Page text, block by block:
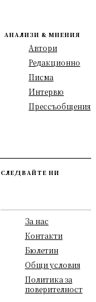
АНАЛИЗИ & МНЕНИЯ
Автори
Редакционно
Писма
Интервю
Прессъобщения
СЛЕДВАЙТЕ НИ
За нас
Контакти
Бюлетин
Общи условия
Политика за
поверителност